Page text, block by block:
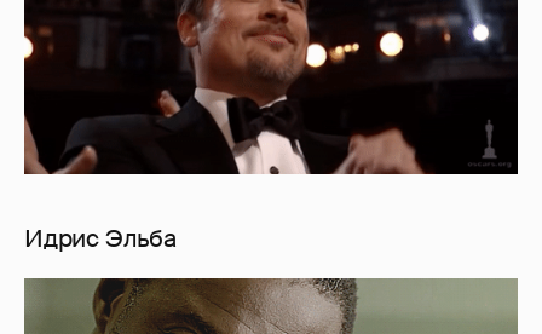
Идрис Эльба